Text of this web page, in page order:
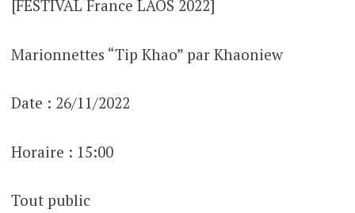
[FESTIVAL France LAOS 2022]
Marionnettes “Tip Khao” par Khaoniew
Date : 26/11/2022
Horaire : 15:00
Tout public